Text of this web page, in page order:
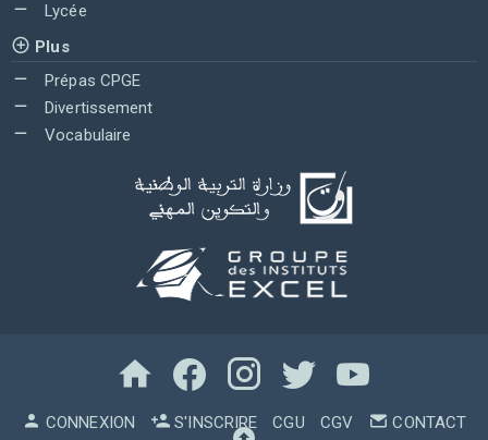
Lycée
Plus
Prépas CPGE
Divertissement
Vocabulaire
CONNEXION S'INSCRIRE CGU CGV CONTACT